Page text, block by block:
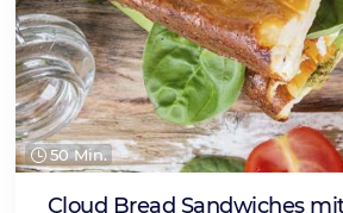
50 Min.
Cloud Bread Sandwiches